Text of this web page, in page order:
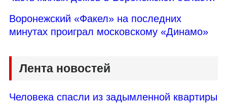
Воронежский «Факел» на последних
минутах проиграл московскому «Динамо»
Лента новостей
Человека спасли из задымленной квартиры